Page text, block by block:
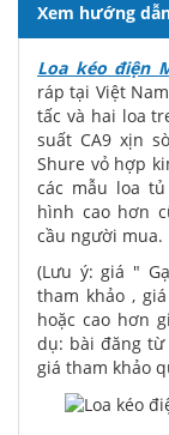
Xem hướng
Loa kéo điện
ráp tại Việt
tấc và hai loa
suất CA9 xịn
Shure vỏ hợp
các mẫu loa
hình cao hơn
cầu người mua.
(Lưu ý: giá "
tham khảo ,
hoặc cao hơn
dụ: bài đăng từ
giá tham khảo